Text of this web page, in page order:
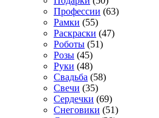
Профессии (63)
Рамки (55)
Раскраски (47)
Роботы (51)
Розы (45)
Руки (48)
Свадьба (58)
Свечи (35)
Сердечки (69)
Снеговики (51)